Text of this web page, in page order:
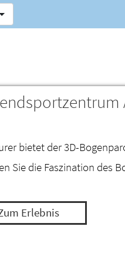
bietet der 3D-
Sie die Faszination des
Erlebnis